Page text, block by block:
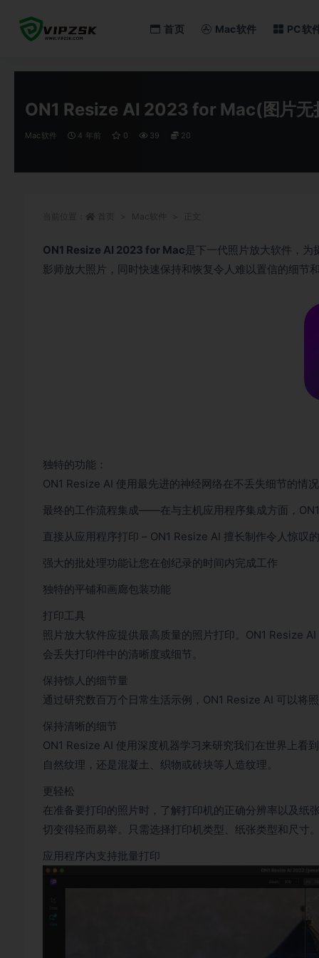
首页 Mac软件 PC软
ON1 Resize AI 2023 for Mac(图片无
Mac软件 4 年前 0 39 20
ON1 Resize AI 2023 for Mac是下一代照片放大软件，
影师放大照片，同时快速保持和恢复令人难以置信的细节
独特的功能：
ON1 Resize AI 使用最先进的神经网络在不丢失细节的情
最终的工作流程集成——在与主机应用程序集成方面，
直接从应用程序打印 – ON1 Resize AI 擅长制作令人惊叹
强大的批处理功能让您在创纪录的时间内完成工作
独特的平铺和画廊包装功能
打印工具
照片放大软件应提供最高质量的照片打印。ON1 Resize
会丢失打印件中的清晰度或细节。
保持惊人的细节量
通过研究数百万个日常生活示例，ON1 Resize AI 可以将
保持清晰的细节
ON1 Resize AI 使用深度机器学习来研究我们在世界上看
自然纹理，还是混凝土、织物或砖块等人造纹理。
更轻松
在准备要打印的照片时，了解打印机的正确分辨率以及纸
切变得轻而易举。只需选择打印机类型、纸张类型和尺寸
应用程序内支持批量打印
全部